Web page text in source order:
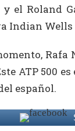
el Roland
Indian Wells
Rafa
ATP 500
español.